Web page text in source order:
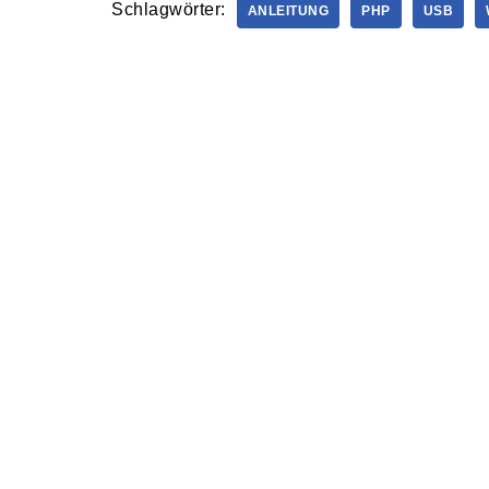
Schlagwörter: ANLEITUNG PHP USB